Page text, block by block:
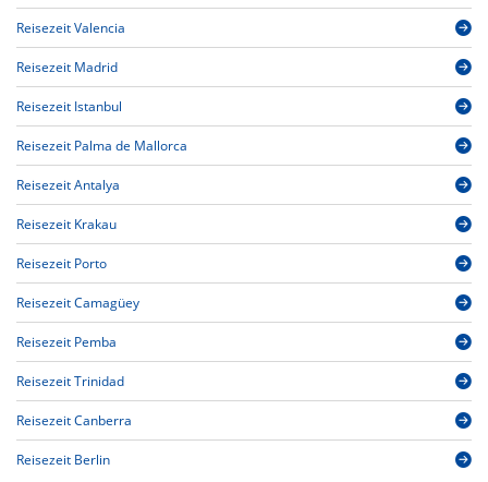
Reisezeit Valencia
Reisezeit Madrid
Reisezeit Istanbul
Reisezeit Palma de Mallorca
Reisezeit Antalya
Reisezeit Krakau
Reisezeit Porto
Reisezeit Camagüey
Reisezeit Pemba
Reisezeit Trinidad
Reisezeit Canberra
Reisezeit Berlin